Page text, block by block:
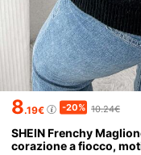
8.19€ -20% 10.24€
SHEIN Frenchy
corazione a fiocco,